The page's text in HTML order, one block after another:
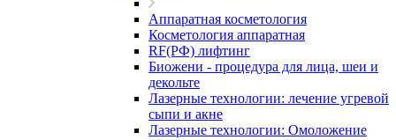
Аппаратная косметология
Косметология аппаратная
RF(РФ) лифтинг
Биожени - процедура для лица, шеи и
декольте
Лазерные технологии: лечение угревой
сыпи и акне
Лазерные технологии: Омоложение